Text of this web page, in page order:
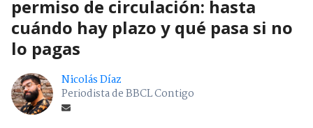
permiso de circulación: hasta
cuándo hay plazo y qué pasa si no
lo pagas
Nicolás Díaz
Periodista de BBCL Contigo